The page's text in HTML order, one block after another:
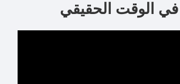
الوقت الحقيقي